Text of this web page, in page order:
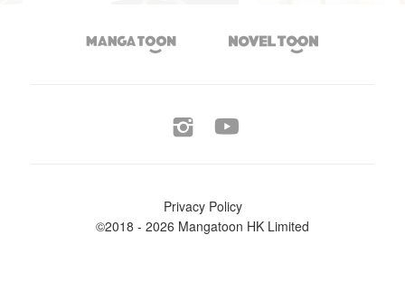
 
 
Privacy Policy
©2018 - 2026 Mangatoon HK Limited